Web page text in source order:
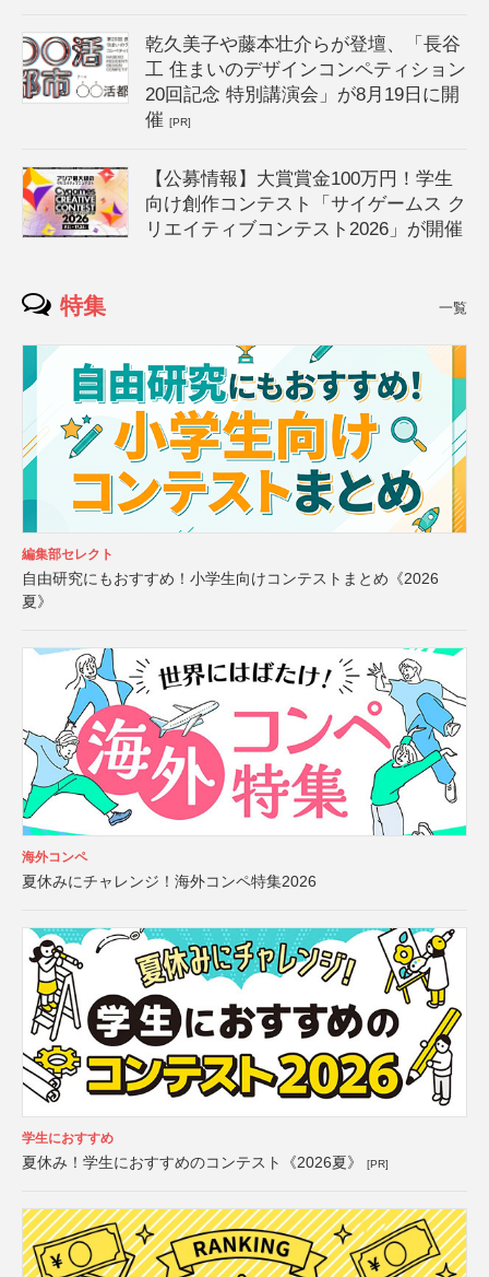
乾久美子や藤本壮介らが登壇、「長谷
工 住まいのデザインコンペティション
20回記念 特別講演会」が8月19日に開
催[PR]
【公募情報】大賞賞金100万円！学生
向け創作コンテスト「サイゲームス ク
リエイティブコンテスト2026」が開催
特集 一覧
編集部セレクト
自由研究にもおすすめ！小学生向けコンテストまとめ《2026
夏》
海外コンペ
夏休みにチャレンジ！海外コンペ特集2026
学生におすすめ
夏休み！学生におすすめのコンテスト《2026夏》 [PR]